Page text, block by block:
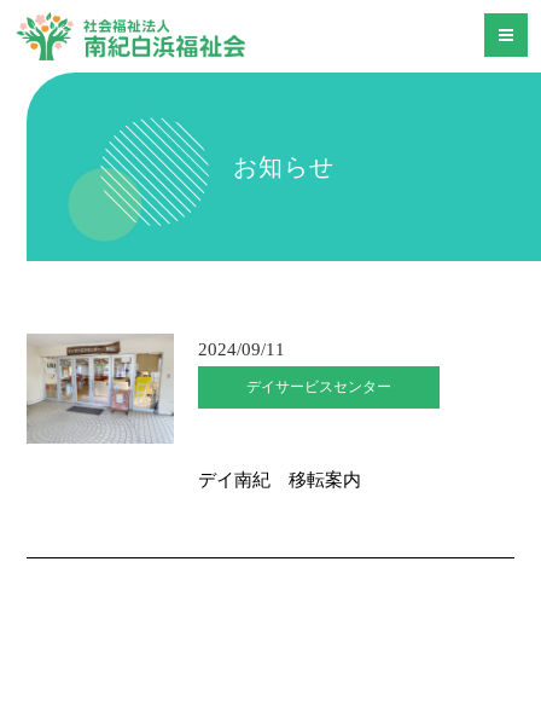
お知らせ
2024/09/11
デイサービスセンター
デイ南紀 移転案内